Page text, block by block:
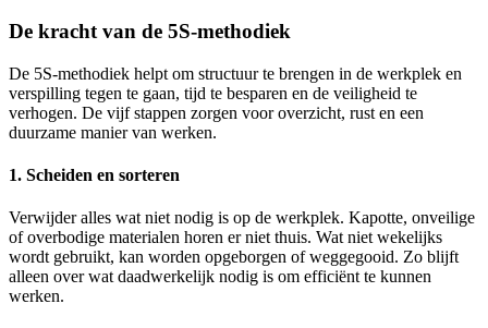
De kracht van de 5S-methodiek
De 5S-methodiek helpt om structuur te brengen in de werkplek en
verspilling tegen te gaan, tijd te besparen en de veiligheid te
verhogen. De vijf stappen zorgen voor overzicht, rust en een
duurzame manier van werken.
1. Scheiden en sorteren
Verwijder alles wat niet nodig is op de werkplek. Kapotte, onveilige
of overbodige materialen horen er niet thuis. Wat niet wekelijks
wordt gebruikt, kan worden opgeborgen of weggegooid. Zo blijft
alleen over wat daadwerkelijk nodig is om efficiënt te kunnen
werken.